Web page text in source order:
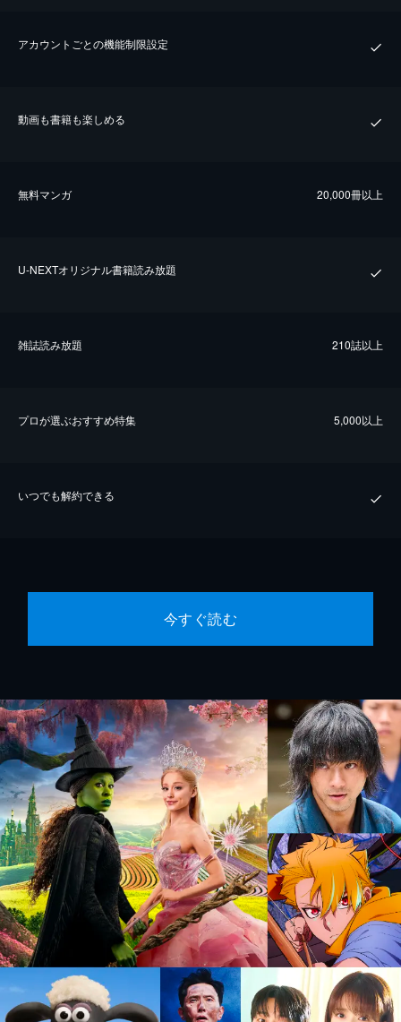
アカウントごとの機能制限設定
動画も書籍も楽しめる
無料マンガ 20,000冊以上
U-NEXTオリジナル書籍読み放題
雑誌読み放題 210誌以上
プロが選ぶおすすめ特集 5,000以上
いつでも解約できる
今すぐ読む